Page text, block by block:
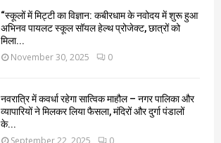
“स्कूलों में मिट्टी का विज्ञान: कबीरधाम के नवोदय में शुरू हुआ
अभिनव पायलट स्कूल सॉयल हेल्थ प्रोजेक्ट, छात्रों को
मिला...
November 30, 2025 0
नवरात्रि में कवर्धा रहेगा सात्विक माहौल – नगर पालिका और
व्यापारियों ने मिलकर लिया फैसला, मंदिरों और दुर्गा पंडालों
के...
September 22, 2025 0